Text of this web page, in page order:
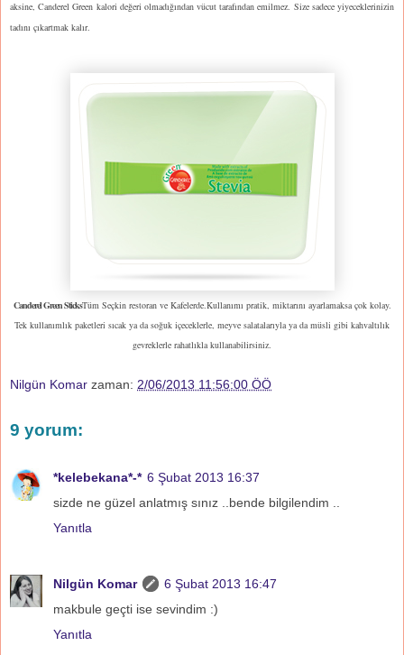
aksine, Canderel Green kalori değeri olmadığından vücut tarafından emilmez. Size sadece yiyeceklerinizin
tadını çıkartmak kalır.
Canderel Green SticksTüm Seçkin restoran ve Kafelerde.Kullanımı pratik, miktarını ayarlamaksa çok kolay.
Tek kullanımlık paketleri sıcak ya da soğuk içeceklerle, meyve salatalarıyla ya da müsli gibi kahvaltılık
gevreklerle rahatlıkla kullanabilirsiniz.
Nilgün Komar zaman: 2/06/2013 11:56:00 ÖÖ
9 yorum:
*kelebekana*-* 6 Şubat 2013 16:37
sizde ne güzel anlatmış sınız ..bende bilgilendim ..
Yanıtla
Nilgün Komar
6 Şubat 2013 16:47
makbule geçti ise sevindim :)
Yanıtla